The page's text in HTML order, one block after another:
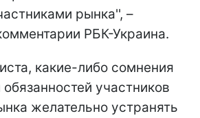
рынка'', –
РБК-Украина.
какие-либо сомнения
участников
желательно устранять